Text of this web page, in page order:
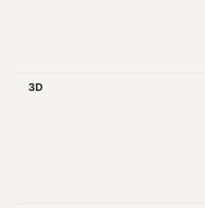
3D